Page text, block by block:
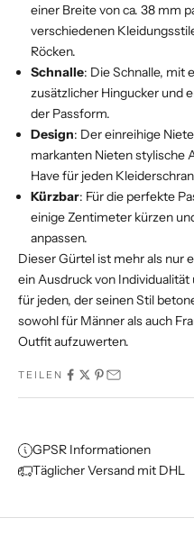
einer Breite von ca. 38 mm
verschiedenen
Röcken.
Schnalle: Die Schnalle, mit
zusätzlicher Hingucker und
der Passform.
Design: Der einreihige
markanten Nieten stylische
Have für jeden
Kürzbar: Für die perfekte
einige Zentimeter kürzen
anpassen.
Dieser Gürtel ist mehr als nur
ein Ausdruck von
für jeden, der seinen Stil
sowohl für Männer als auch
Outfit aufzuwerten.
TEILEN
GPSR Informationen
Täglicher Versand mit DHL